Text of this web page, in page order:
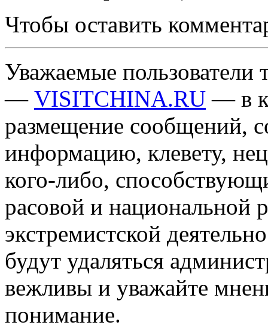
Чтобы оставить
Уважаемые пользователи
— VISITCHINA.RU — в
размещение сообщений,
информацию, клевету,
кого-либо,
расовой и национальной
экстремистской
будут удаляться
вежливы и уважайте
понимание.